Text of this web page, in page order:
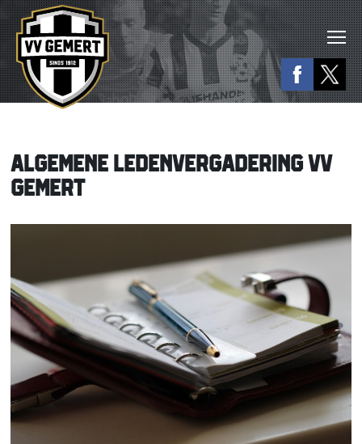
ALGEMENE LEDENVERGADERING VV
GEMERT